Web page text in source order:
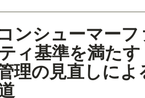
ンシューマー
ィ基準を満たす
理の見直しによ